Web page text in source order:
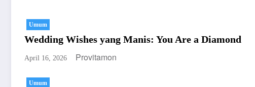
Umum
Wedding Wishes yang Manis: You Are a Diamond
April 16, 2026 Provitamon
Umum